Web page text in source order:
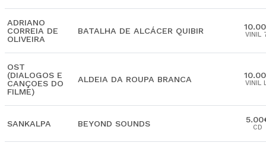
ADRIANO
CORREIA DE
OLIVEIRA
BATALHA DE ALCÁCER QUIBIR VINIL
OST
(DIALOGOS E
CANÇOES DO
FILME)
ALDEIA DA ROUPA BRANCA VINIL
SANKALPA BEYOND SOUNDS CD